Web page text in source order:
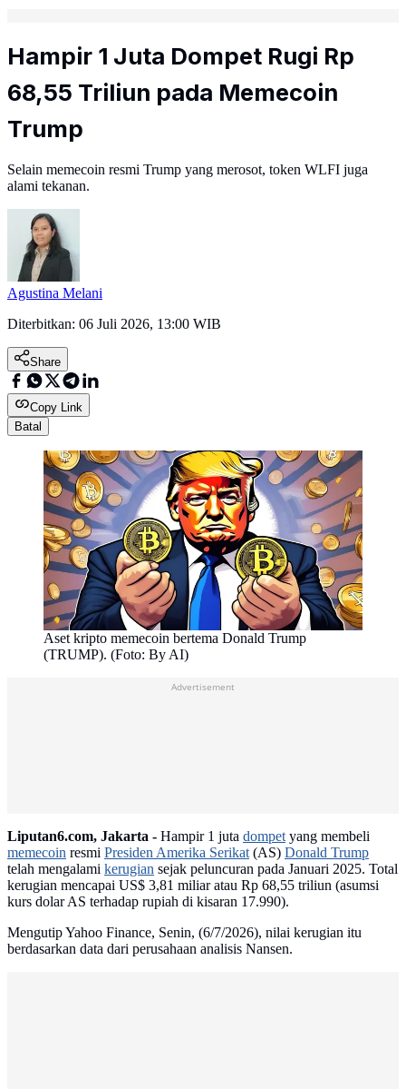
Hampir 1 Juta Dompet Rugi Rp
68,55 Triliun pada Memecoin
Trump
Selain memecoin resmi Trump yang merosot, token WLFI juga
alami tekanan.
Agustina Melani
Diterbitkan: 06 Juli 2026, 13:00 WIB
Share
Copy Link
Batal
Aset kripto memecoin bertema Donald Trump
(TRUMP). (Foto: By AI)
Advertisement
Liputan6.com, Jakarta - Hampir 1 juta dompetyang membeli
memecoin resmi Presiden Amerika Serikat(AS) Donald Trump
telah mengalami kerugian sejak peluncuran pada Januari 2025. Total
kerugian mencapai US$ 3,81 miliar atau Rp 68,55 triliun (asumsi
kurs dolar AS terhadap rupiah di kisaran 17.990).
Mengutip Yahoo Finance, Senin, (6/7/2026), nilai kerugian itu
berdasarkan data dari perusahaan analisis Nansen.